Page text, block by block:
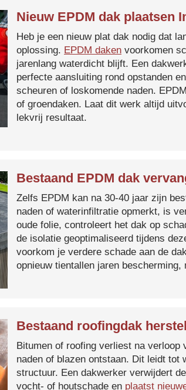
Nieuw EPDM dak plaatsen
Heb je een nieuw plat dak nodig dat
oplossing. EPDM daken voorkomen
jarenlang waterdicht blijft. Een
perfecte aansluiting rond opstanden
scheuren of loskomende naden.
of groendaken. Laat dit werk altijd
lekvrij resultaat.
Bestaand EPDM dak
Zelfs EPDM kan na 30-40 jaar zijn
naden of waterinfiltratie opmerkt, is
oude folie, controleert het dak op
de isolatie geoptimaliseerd tijdens
voorkom je verdere schade aan de
opnieuw tientallen jaren
Bestaand roofingdak
Bitumen of roofing verliest na
naden of blazen ontstaan. Dit leidt tot
structuur. Een dakwerker verwijdert
vocht- of houtschade en plaatst